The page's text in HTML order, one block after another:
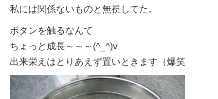
私には関係ないものと無視してた。
ボタンを触るなんて
ちょっと成長～～～(^_^)v
出来栄えはとりあえず置いときます（爆笑